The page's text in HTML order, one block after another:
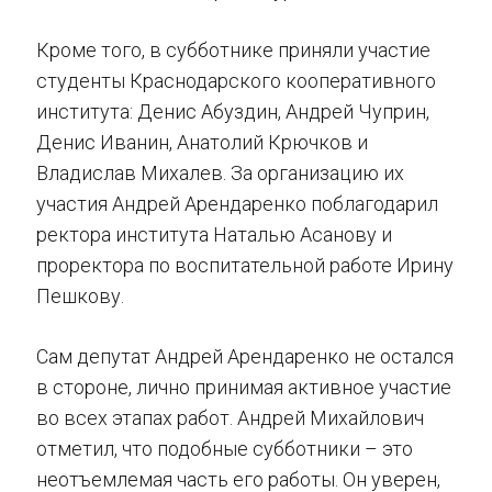
Кроме того, в субботнике приняли участие
студенты Краснодарского кооперативного
института: Денис Абуздин, Андрей Чуприн,
Денис Иванин, Анатолий Крючков и
Владислав Михалев. За организацию их
участия Андрей Арендаренко поблагодарил
ректора института Наталью Асанову и
проректора по воспитательной работе Ирину
Пешкову.
Сам депутат Андрей Арендаренко не остался
в стороне, лично принимая активное участие
во всех этапах работ. Андрей Михайлович
отметил, что подобные субботники – это
неотъемлемая часть его работы. Он уверен,